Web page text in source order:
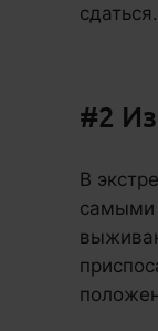
#2
В
самыми